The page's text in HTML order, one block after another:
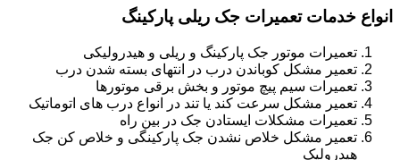
انواع خدمات تعمیرات جک ریلی پارکینگ
تعمیرات موتور جک پارکینگ و ریلی و هیدرولیکی
تعمیر مشکل کوباندن درب در انتهای بسته شدن درب
تعمیرات سیم پیچ موتور و بخش برقی موتورها
تعمیر مشکل سرعت کند یا تند در انواع درب های اتوماتیک
تعمیرات مشکلات ایستادن جک در بین راه
تعمیر مشکل خلاص نشدن جک پارکینگی و خلاص کن جک
هیدرولیک